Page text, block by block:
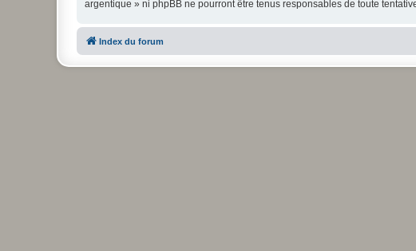
argentique » ni phpBB ne pourront être tenus responsables de toute
Index du forum